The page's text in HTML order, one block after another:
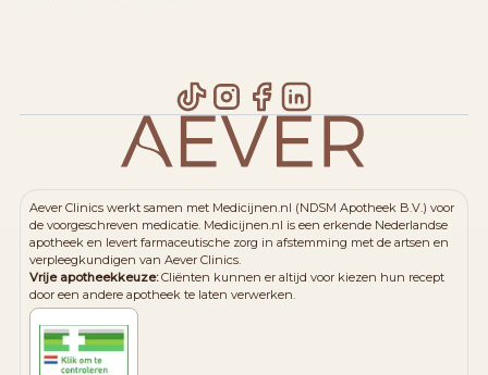
Aever Clinics werkt samen met Medicijnen.nl (NDSM Apotheek B.V.) voor
de voorgeschreven medicatie. Medicijnen.nl is een erkende Nederlandse
apotheek en levert farmaceutische zorg in afstemming met de artsen en
verpleegkundigen van Aever Clinics.
Vrije apotheekkeuze: Cliënten kunnen er altijd voor kiezen hun recept
door een andere apotheek te laten verwerken.